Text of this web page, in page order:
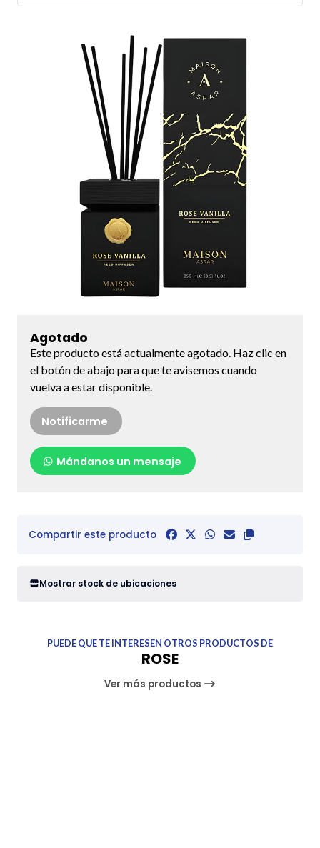
Agotado
Este producto está actualmente agotado. Haz clic en
el botón de abajo para que te avisemos cuando
vuelva a estar disponible.
Notificarme
Mándanos un mensaje
Compartir este producto
Mostrar stock de ubicaciones
PUEDE QUE TE INTERESEN OTROS PRODUCTOS DE
ROSE
Ver más productos